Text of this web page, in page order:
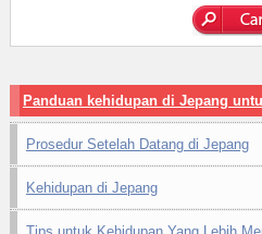
Panduan kehidupan di Jepang
Prosedur Setelah Datang di Jepang
Kehidupan di Jepang